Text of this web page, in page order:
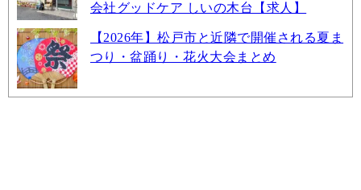
会社グッドケア しいの木台【求人】
【2026年】松戸市と近隣で開催される夏ま
つり・盆踊り・花火大会まとめ